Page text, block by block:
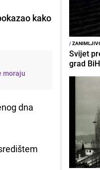
kako
moraju
dna
/
Svijet
grad